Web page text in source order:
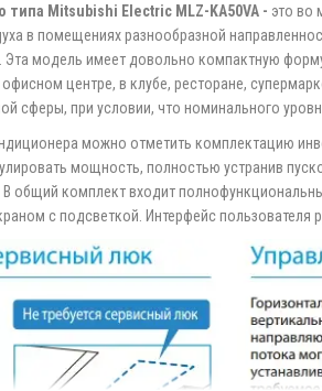
типа Mitsubishi Electric MLZ-KA50VA - это во
в помещениях разнообразной
модель имеет довольно компактную
центре, в клубе, ресторане,
сферы, при условии, что номинального
можно отметить комплектацию
мощность, полностью устранив
общий комплект входит
с подсветкой. Интерфейс